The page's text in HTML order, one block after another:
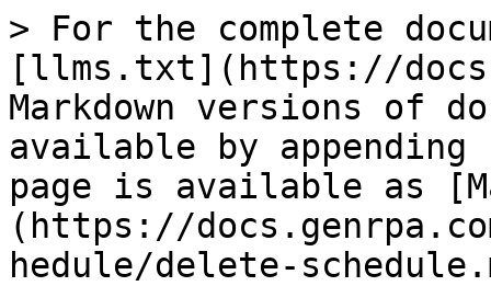
> For the complete
[llms.txt](https://
Markdown versions of
available by
page is available as
(https://
hedule/delete-